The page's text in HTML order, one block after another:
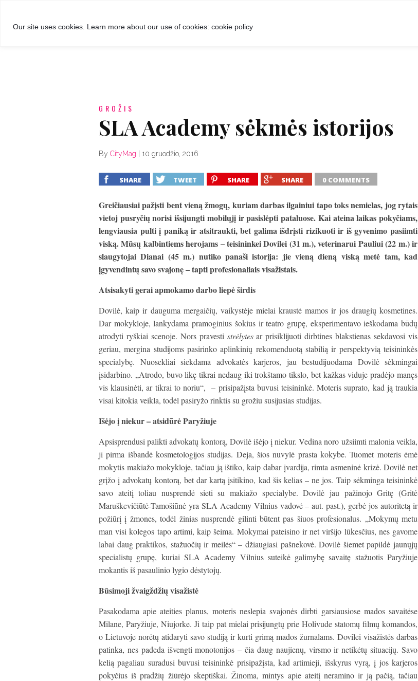
Our site uses cookies. Learn more about our use of cookies: cookie policy
GROŽIS
SLA Academy sėkmės istorijos
By CityMag 10 gruodžio, 2016
SHARE TWEET SHARE SHARE 0 COMMENTS
Greičiausiai pažįsti bent vieną žmogų, kuriam darbas ilgainiui tapo toks nemielas, jog rytais
vietoj pusryčių norisi išsijungti mobilųjį ir pasislėpti pataluose. Kai ateina laikas pokyčiams,
lengviausia pulti į paniką ir atsitraukti, bet galima išdrįsti rizikuoti ir iš gyvenimo pasiimti
viską. Mūsų kalbintiems herojams – teisininkei Dovilei (31 m.), veterinarui Pauliui (22 m.) ir
slaugytojai Dianai (45 m.) nutiko panaši istorija: jie vieną dieną viską metė tam, kad
įgyvendintų savo svajonę – tapti profesionaliais visažistais.
Atsisakyti gerai apmokamo darbo liepė širdis
Dovilė, kaip ir dauguma mergaičių, vaikystėje mielai kraustė mamos ir jos draugių kosmetines.
Dar mokykloje, lankydama pramoginius šokius ir teatro grupę, eksperimentavo ieškodama būdų
atrodyti ryškiai scenoje. Nors pravesti strėlytesar prisiklijuoti dirbtines blakstienas sekdavosi vis
geriau, mergina studijoms pasirinko aplinkinių rekomenduotą stabilią ir perspektyvią teisininkės
specialybę. Nuosekliai siekdama advokatės karjeros, jau bestudijuodama Dovilė sėkmingai
įsidarbino. „Atrodo, buvo likę tikrai nedaug iki trokštamo tikslo, bet kažkas viduje pradėjo manęs
vis klausinėti, ar tikrai to noriu“, – prisipažįsta buvusi teisininkė. Moteris suprato, kad ją traukia
visai kitokia veikla, todėl pasiryžo rinktis su grožiu susijusias studijas.
Išėjo į niekur – atsidūrė Paryžiuje
Apsisprendusi palikti advokatų kontorą, Dovilė išėjo į niekur. Vedina noro užsiimti malonia veikla,
ji pirma išbandė kosmetologijos studijas. Deja, šios nuvylė prasta kokybe. Tuomet moteris ėmė
mokytis makiažo mokykloje, tačiau ją ištiko, kaip dabar įvardija, rimta asmeninė krizė. Dovilė net
grįžo į advokatų kontorą, bet dar kartą įsitikino, kad šis kelias – ne jos. Taip sėkminga teisininkė
savo ateitį toliau nusprendė sieti su makiažo specialybe. Dovilė jau pažinojo Gritę (Gritė
Maruškevičiūtė-Tamošiūnė yra SLA Academy Vilnius vadovė – aut. past.), gerbė jos autoritetą ir
požiūrį į žmones, todėl žinias nusprendė gilinti būtent pas šiuos profesionalus. „Mokymų metu
man visi kolegos tapo artimi, kaip šeima. Mokymai pateisino ir net viršijo lūkesčius, nes gavome
labai daug praktikos, stažuočių ir meilės“ – džiaugiasi pašnekovė. Dovilė šiemet papildė jaunųjų
specialistų grupę, kuriai SLA Academy Vilnius suteikė galimybę savaitę stažuotis Paryžiuje
mokantis iš pasaulinio lygio dėstytojų.
Būsimoji žvaigždžių visažistė
Pasakodama apie ateities planus, moteris neslepia svajonės dirbti garsiausiose mados savaitėse
Milane, Paryžiuje, Niujorke. Ji taip pat mielai prisijungtų prie Holivude statomų filmų komandos,
o Lietuvoje norėtų atidaryti savo studiją ir kurti grimą mados žurnalams. Dovilei visažistės darbas
patinka, nes padeda išvengti monotonijos – čia daug naujienų, virsmo ir netikėtų situacijų. Savo
kelią pagaliau suradusi buvusi teisininkė prisipažįsta, kad artimieji, išskyrus vyrą, į jos karjeros
pokyčius iš pradžių žiūrėjo skeptiškai. Žinoma, mintys apie ateitį neramino ir ją pačią, tačiau